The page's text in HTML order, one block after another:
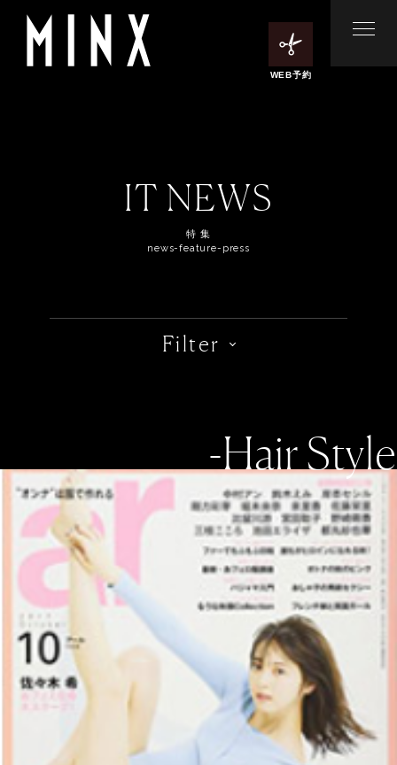
WEB予約
IT NEWS
特 集
news-feature-press
Filter
-Hair Style